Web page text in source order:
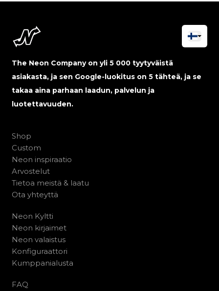
The Neon Company on yli 5 000 tyytyväistä
asiakasta, ja sen Google-luokitus on 5 tähteä, ja se
takaa aina parhaan laadun, palvelun ja
luotettavuuden.
Shop
Custom
Neon inspiraatio
Arvostelut
Tietoa meistä & laatu
Ota yhteyttä
Neon Kyltti
Neon kirjaimet
Neon valaistus
Konfiguraattori
Kumppanialusta
FAQ